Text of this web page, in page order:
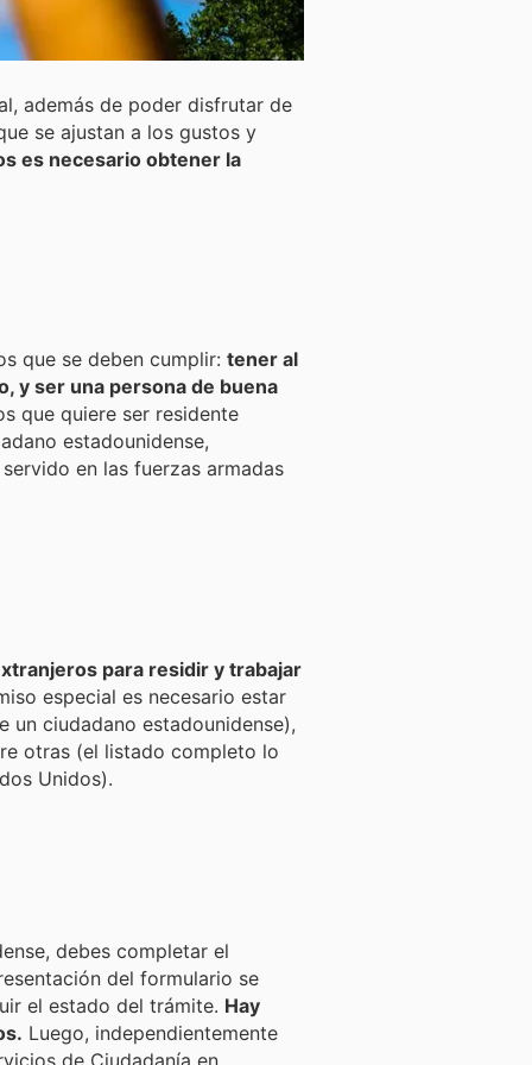
además de poder disfrutar de
se ajustan a los gustos y
es necesario obtener la
que se deben cumplir: tener al
y ser una persona de buena
que quiere ser residente
estadounidense,
en las fuerzas armadas
para residir y trabajar
especial es necesario estar
un ciudadano estadounidense),
otras (el listado completo lo
Unidos).
debes completar el
del formulario se
el estado del trámite. Hay
Luego, independientemente